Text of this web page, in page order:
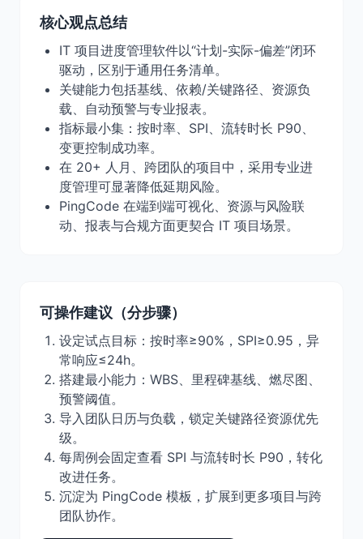
核心观点总结
IT 项目进度管理软件以“计划-实际-偏差”闭环
驱动，区别于通用任务清单。
关键能力包括基线、依赖/关键路径、资源负
载、自动预警与专业报表。
指标最小集：按时率、SPI、流转时长 P90、
变更控制成功率。
在 20+ 人月、跨团队的项目中，采用专业进
度管理可显著降低延期风险。
PingCode 在端到端可视化、资源与风险联
动、报表与合规方面更契合 IT 项目场景。
可操作建议（分步骤）
设定试点目标：按时率≥90%，SPI≥0.95，异
常响应≤24h。
搭建最小能力：WBS、里程碑基线、燃尽图、
预警阈值。
导入团队日历与负载，锁定关键路径资源优先
级。
每周例会固定查看 SPI 与流转时长 P90，转化
改进任务。
沉淀为 PingCode 模板，扩展到更多项目与跨
团队协作。